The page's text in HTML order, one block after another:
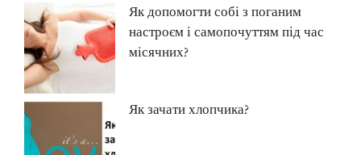
Як допомогти собі з поганим
настроєм і самопочуттям під час
місячних?
Як зачати хлопчика?